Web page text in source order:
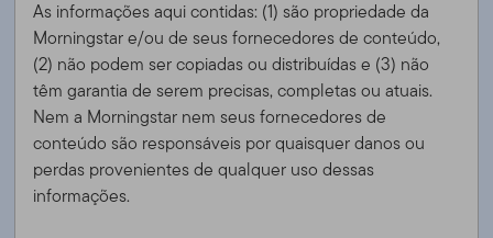
As informações aqui contidas: (1) são propriedade da
Morningstar e/ou de seus fornecedores de conteúdo,
(2) não podem ser copiadas ou distribuídas e (3) não
têm garantia de serem precisas, completas ou atuais.
Nem a Morningstar nem seus fornecedores de
conteúdo são responsáveis ​​por quaisquer danos ou
perdas provenientes de qualquer uso dessas
informações.